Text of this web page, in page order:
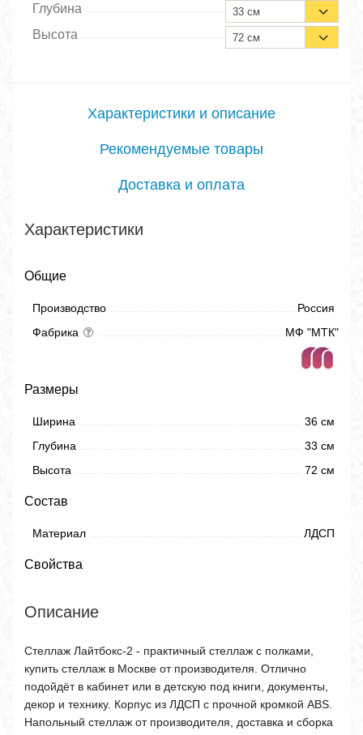
Глубина 33 см
Высота 72 см
Характеристики и описание
Рекомендуемые товары
Доставка и оплата
Характеристики
Общие
Производство
Россия
Фабрика
МФ "МТК"
Размеры
Ширина
36 см
Глубина
33 см
Высота
72 см
Состав
Материал ЛДСП
Свойства
Описание
Стеллаж Лайтбокс-2 - практичный стеллаж с полками,
купить стеллаж в Москве от производителя. Отлично
подойдёт в кабинет или в детскую под книги, документы,
декор и технику. Корпус из ЛДСП с прочной кромкой ABS.
Напольный стеллаж от производителя, доставка и сборка